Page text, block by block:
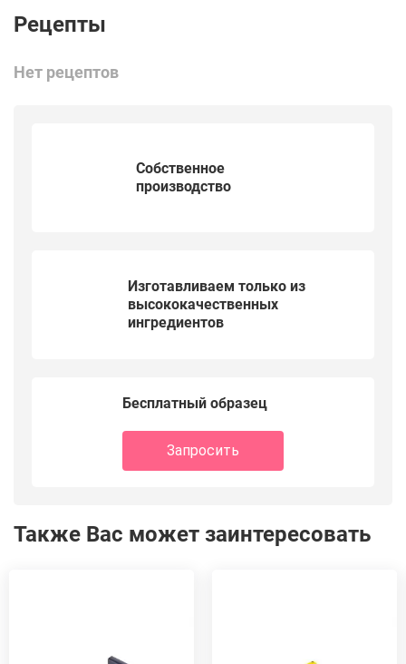
Нет рецептов
Собственное
производство
Изготавливаем только из
высококачественных
ингредиентов
Бесплатный образец
Запросить
Также Вас может заинтересовать